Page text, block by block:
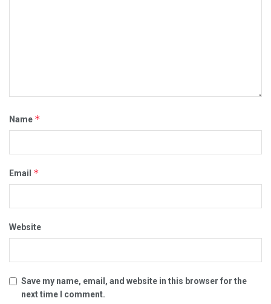
Name *
Email *
Website
Save my name, email, and website in this browser for the
next time I comment.